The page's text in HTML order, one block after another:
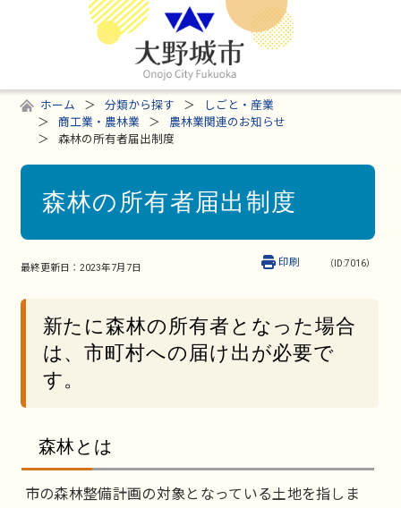
ホーム 分類から探す
しごと・産業
商工業・農林業
農林業関連のお知らせ
森林の所有者届出制度
森林の所有者届出制度
最終更新日： 2023年7月7日 （ID:7016）
印刷
新たに森林の所有者となった場合
は、市町村への届け出が必要で
す。
森林とは
市の森林整備計画の対象となっている土地を指しま